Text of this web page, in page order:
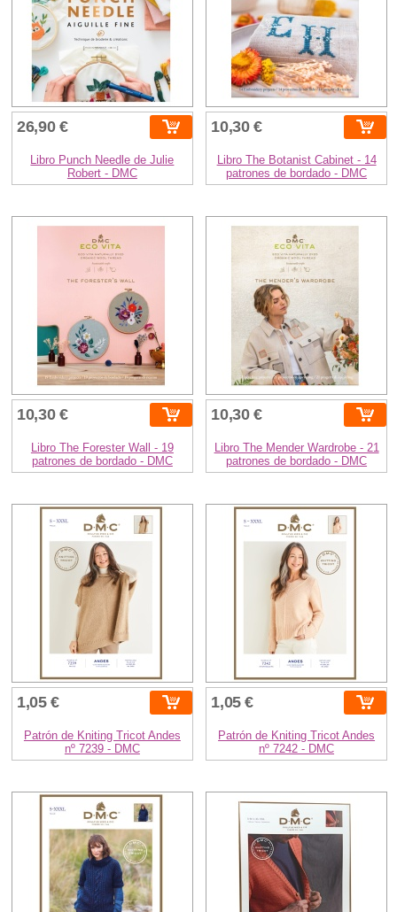
26,90 €
Libro Punch Needle de Julie
Robert - DMC
10,30 €
Libro The Botanist Cabinet - 14
patrones de bordado - DMC
10,30 €
Libro The Forester Wall - 19
patrones de bordado - DMC
10,30 €
Libro The Mender Wardrobe - 21
patrones de bordado - DMC
1,05 €
Patrón de Kniting Tricot Andes
nº 7239 - DMC
1,05 €
Patrón de Kniting Tricot Andes
nº 7242 - DMC